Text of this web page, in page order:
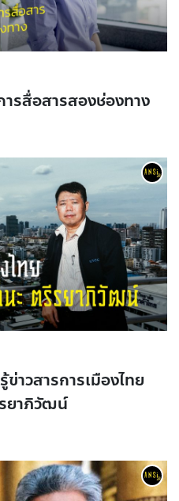
รสื่อสารสองช่องทาง
าวสารการเมืองไทย
ยาภิวัฒน์